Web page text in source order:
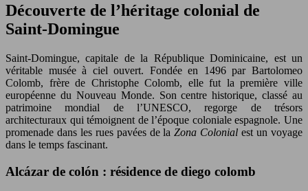
Découverte de l’héritage colonial de
Saint-Domingue
Saint-Domingue, capitale de la République Dominicaine, est un
véritable musée à ciel ouvert. Fondée en 1496 par Bartolomeo
Colomb, frère de Christophe Colomb, elle fut la première ville
européenne du Nouveau Monde. Son centre historique, classé au
patrimoine mondial de l’UNESCO, regorge de trésors
architecturaux qui témoignent de l’époque coloniale espagnole. Une
promenade dans les rues pavées de laZona Colonialest un voyage
dans le temps fascinant.
Alcázar de colón : résidence de diego colomb